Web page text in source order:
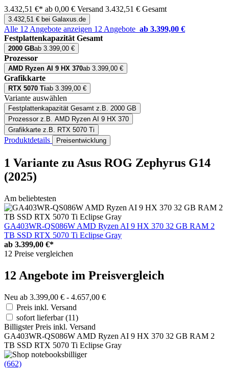
3.432,51 €* ab 0,00 € Versand 3.432,51 € Gesamt
3.432,51 € bei Galaxus.de
Alle 12 Angebote anzeigen 12 Angebote ab 3.399,00 €
Festplattenkapazität Gesamt
2000 GBab 3.399,00 €
Prozessor
AMD Ryzen AI 9 HX 370ab 3.399,00 €
Grafikkarte
RTX 5070 Tiab 3.399,00 €
Variante auswählen
Festplattenkapazität Gesamt z.B. 2000 GB
Prozessor z.B. AMD Ryzen AI 9 HX 370
Grafikkarte z.B. RTX 5070 Ti
Produktdetails Preisentwicklung
1 Variante zu Asus ROG Zephyrus G14
(2025)
Am beliebtesten
GA403WR-QS086W AMD Ryzen AI 9 HX 370 32 GB RAM 2
TB SSD RTX 5070 Ti Eclipse Gray
ab 3.399,00 €*
12 Preise vergleichen
12 Angebote im Preisvergleich
Neu ab 3.399,00 € - 4.657,00 €
Preis inkl. Versand
sofort lieferbar(11)
Billigster Preis inkl. Versand
GA403WR-QS086W AMD Ryzen AI 9 HX 370 32 GB RAM 2
TB SSD RTX 5070 Ti Eclipse Gray
(662)